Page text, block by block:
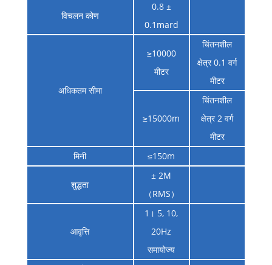
विचलन कोण
0.8 ±
0.1mard
अधिकतम सीमा
≥10000
मीटर
चिंतनशील
क्षेत्र 0.1 वर्ग
मीटर
≥15000m
चिंतनशील
क्षेत्र 2 वर्ग
मीटर
मिनी
≤150m
शुद्धता
± 2M
（RMS）
आवृत्ति
1। 5, 10,
20Hz
समायोज्य